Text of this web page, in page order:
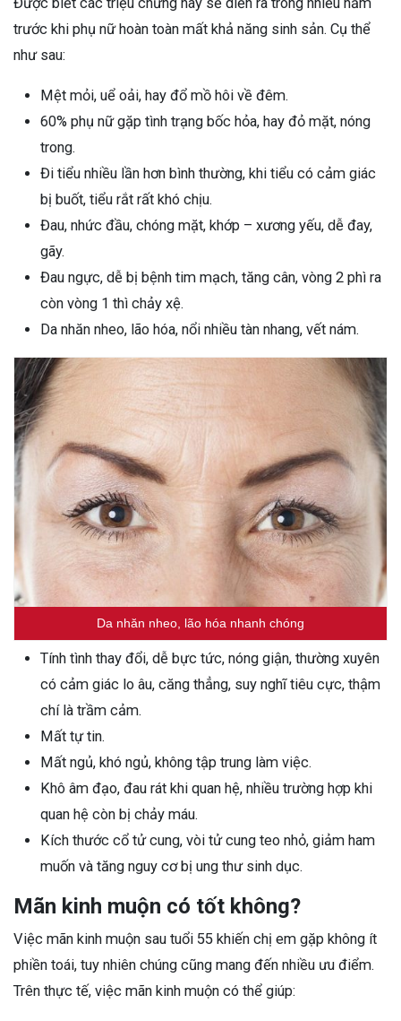
Được biết các triệu chứng này sẽ diễn ra trong nhiều năm
trước khi phụ nữ hoàn toàn mất khả năng sinh sản. Cụ thể
như sau:
Mệt mỏi, uể oải, hay đổ mồ hôi về đêm.
60% phụ nữ gặp tình trạng bốc hỏa, hay đỏ mặt, nóng
trong.
Đi tiểu nhiều lần hơn bình thường, khi tiểu có cảm giác
bị buốt, tiểu rắt rất khó chịu.
Đau, nhức đầu, chóng mặt, khớp – xương yếu, dễ đay,
gãy.
Đau ngực, dễ bị bệnh tim mạch, tăng cân, vòng 2 phì ra
còn vòng 1 thì chảy xệ.
Da nhăn nheo, lão hóa, nổi nhiều tàn nhang, vết nám.
Da nhăn nheo, lão hóa nhanh chóng
Tính tình thay đổi, dễ bực tức, nóng giận, thường xuyên
có cảm giác lo âu, căng thẳng, suy nghĩ tiêu cực, thậm
chí là trầm cảm.
Mất tự tin.
Mất ngủ, khó ngủ, không tập trung làm việc.
Khô âm đạo, đau rát khi quan hệ, nhiều trường hợp khi
quan hệ còn bị chảy máu.
Kích thước cổ tử cung, vòi tử cung teo nhỏ, giảm ham
muốn và tăng nguy cơ bị ung thư sinh dục.
Mãn kinh muộn có tốt không?
Việc mãn kinh muộn sau tuổi 55 khiến chị em gặp không ít
phiền toái, tuy nhiên chúng cũng mang đến nhiều ưu điểm.
Trên thực tế, việc mãn kinh muộn có thể giúp: